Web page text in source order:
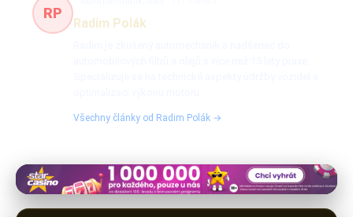
RP
Radim Polák
Všechny články od Radim Polák →